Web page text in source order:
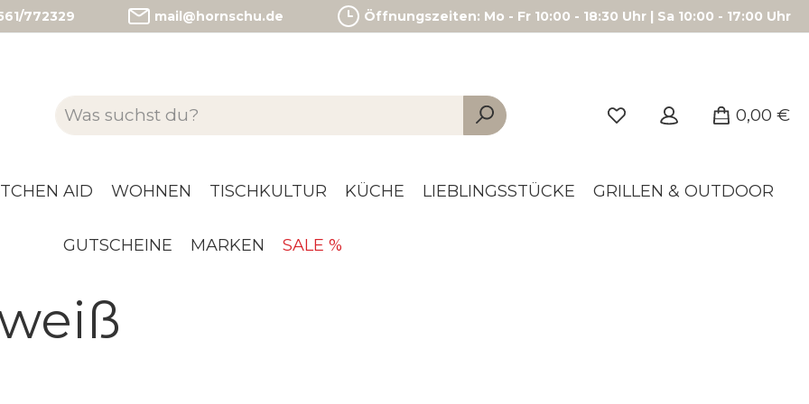
772329 mail@hornschu.de Öffnungszeiten: Mo - Fr 10:00 - 18:30 Uhr | Sa 10:00 - 17:00 Uhr
0,00 €
AID WOHNEN TISCHKULTUR KÜCHE LIEBLINGSSTÜCKE GRILLEN & OUTDOOR
GUTSCHEINE MARKEN SALE %